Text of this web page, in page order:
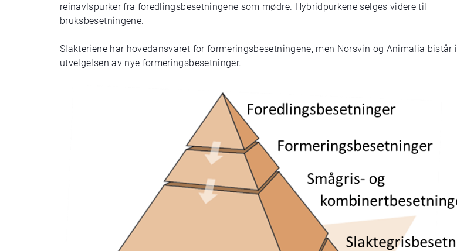
reinavlspurker fra foredlingsbesetningene som mødre. Hybridpurkene selges videre til
bruksbesetningene.
Slakteriene har hovedansvaret for formeringsbesetningene, men Norsvin og Animalia bistår i
utvelgelsen av nye formeringsbesetninger.